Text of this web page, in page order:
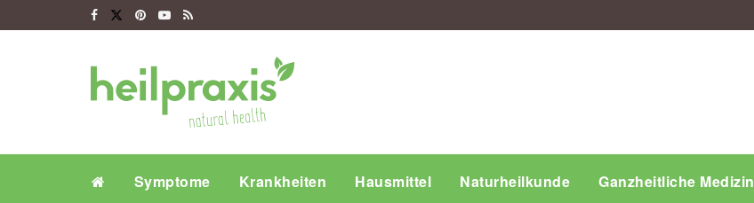
Symptome Krankheiten Hausmittel Naturheilkunde Ganzheitliche Medizin